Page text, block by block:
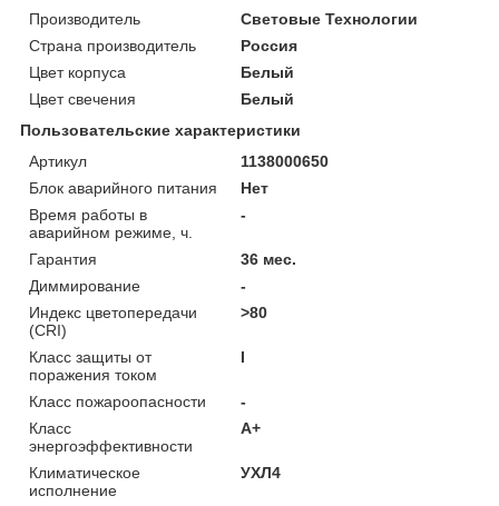
Производитель
Световые Технологии
Страна производитель
Россия
Цвет корпуса
Белый
Цвет свечения
Белый
Пользовательские характеристики
Артикул
1138000650
Блок аварийного питания
Нет
Время работы в
аварийном режиме, ч.
-
Гарантия
36 мес.
Диммирование
-
Индекс цветопередачи
(CRI)
>80
Класс защиты от
поражения током
I
Класс пожароопасности
-
Класс
энергоэффективности
A+
Климатическое
исполнение
УХЛ4